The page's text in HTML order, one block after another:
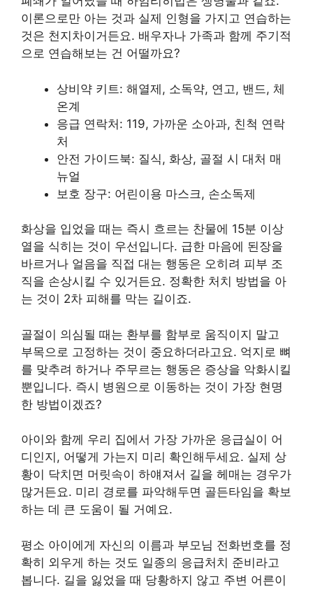
이론으로만 아는 것과 실제 인형을 가지고 연습하는
것은 천지차이거든요. 배우자나 가족과 함께 주기적
으로 연습해보는 건 어떨까요?
상비약 키트: 해열제, 소독약, 연고, 밴드, 체
온계
응급 연락처: 119, 가까운 소아과, 친척 연락
처
안전 가이드북: 질식, 화상, 골절 시 대처 매
뉴얼
보호 장구: 어린이용 마스크, 손소독제
화상을 입었을 때는 즉시 흐르는 찬물에 15분 이상
열을 식히는 것이 우선입니다. 급한 마음에 된장을
바르거나 얼음을 직접 대는 행동은 오히려 피부 조
직을 손상시킬 수 있거든요. 정확한 처치 방법을 아
는 것이 2차 피해를 막는 길이죠.
골절이 의심될 때는 환부를 함부로 움직이지 말고
부목으로 고정하는 것이 중요하더라고요. 억지로 뼈
를 맞추려 하거나 주무르는 행동은 증상을 악화시킬
뿐입니다. 즉시 병원으로 이동하는 것이 가장 현명
한 방법이겠죠?
아이와 함께 우리 집에서 가장 가까운 응급실이 어
디인지, 어떻게 가는지 미리 확인해두세요. 실제 상
황이 닥치면 머릿속이 하얘져서 길을 헤매는 경우가
많거든요. 미리 경로를 파악해두면 골든타임을 확보
하는 데 큰 도움이 될 거예요.
평소 아이에게 자신의 이름과 부모님 전화번호를 정
확히 외우게 하는 것도 일종의 응급처치 준비라고
봅니다. 길을 잃었을 때 당황하지 않고 주변 어른이